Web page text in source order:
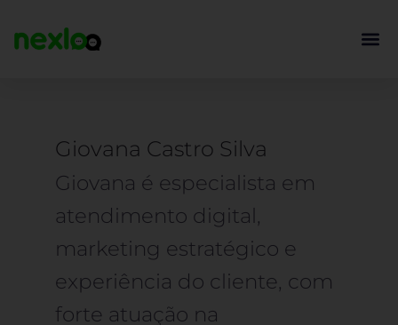
para
Giovana Castro Silva
Giovana é especialista em
atendimento digital,
marketing estratégico e
experiência do cliente, com
forte atuação na